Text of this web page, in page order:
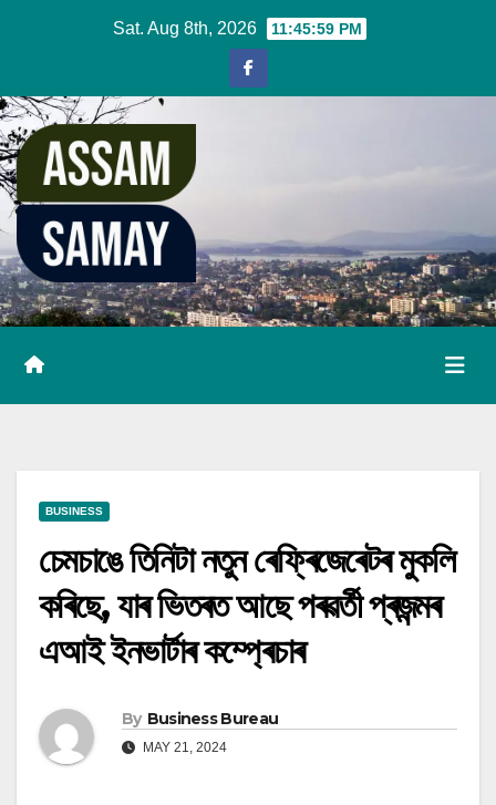
Sat. Aug 8th, 2026 11:46:00 PM
BUSINESS
চেমচাঙে তিনিটা নতুন ৰেফ্ৰিজেৰেটৰ মুকলি
কৰিছে, যাৰ ভিতৰত আছে পৰৱৰ্তী প্ৰজন্মৰ
এআই ইনভাৰ্টাৰ কম্প্ৰেচাৰ
By Business Bureau
MAY 21, 2024